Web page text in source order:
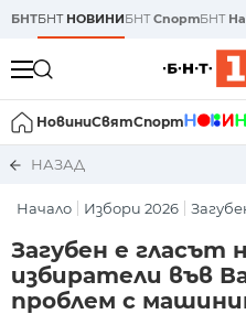
БНТБНТ НОВИНИБНТСпортБНТ
НовиниСвятСпорт
НАЗАД
Начало Избори 2026
Загубен е гласът
избиратели във
проблем с